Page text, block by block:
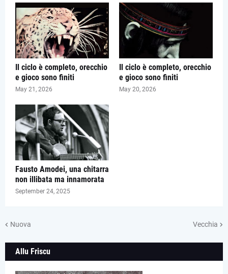
Il ciclo è completo, orecchio
e gioco sono finiti
May 21, 2026
Il ciclo è completo, orecchio
e gioco sono finiti
May 20, 2026
Fausto Amodei, una chitarra
non illibata ma innamorata
September 24, 2025
Nuova Vecchia
Allu Friscu